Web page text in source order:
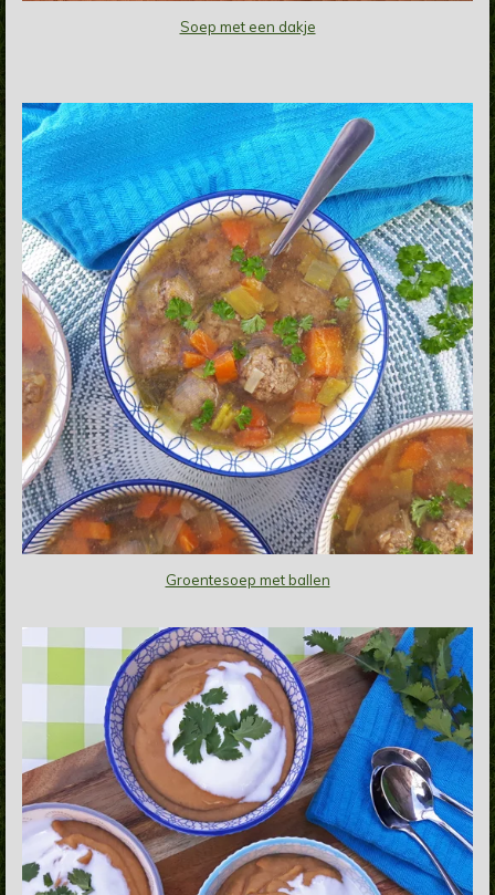
Soep met een dakje
Groentesoep met ballen